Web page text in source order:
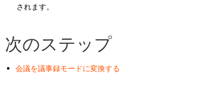
されます。
次のステップ
会議を議事録モードに変換する